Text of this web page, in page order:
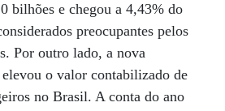
bilhões e chegou a 4,43% do
preocupantes pelos
Por outro lado, a nova
o valor contabilizado de
no Brasil. A conta do ano